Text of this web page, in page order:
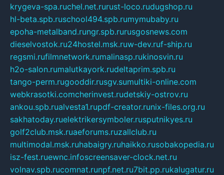
krygeva-spa.ruchel.net.rurust-loco.rudugshop.ru
hl-beta.spb.ruschool494.spb.rumymubaby.ru
epoha-metalband.rungr.spb.rurusgosnews.com
dieselvostok.ru24hostel.msk.ruw-dev.ruf-ship.ru
regsmi.rufilmnetwork.rumalinasp.rukinosvin.ru
h2o-salon.rumalutkayork.rudeltaprim.spb.ru
tango-perm.rugooddir.rusgv.sumultiki-online.com
webkrasotki.comcherinvest.rudetskiy-ostrov.ru
ankou.spb.rualvesta1.rupdf-creator.runix-files.org.ru
sakhatoday.ruelektrikersymboler.rusputnikyes.ru
golf2club.msk.ruaeforums.ruzallclub.ru
multimodal.msk.ruhabaigry.ruhaikko.rusobakopedia.ru
isz-fest.ruewnc.infoscreensaver-clock.net.ru
volnav.spb.rucomnat.runpf.net.ru7bit.pp.rukalugatur.ru